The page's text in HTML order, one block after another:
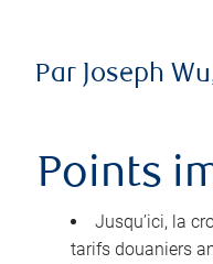
Par Joseph
Points
Jusqu’ici, la
tarifs douaniers